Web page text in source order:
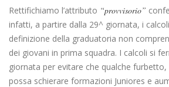
Rettifichiamo l’attributo “provvisorio”
infatti, a partire dalla 29^ giornata, i
definizione della graduatoria non
dei giovani in prima squadra. I calcoli si
giornata per evitare che qualche
possa schierare formazioni Juniores e